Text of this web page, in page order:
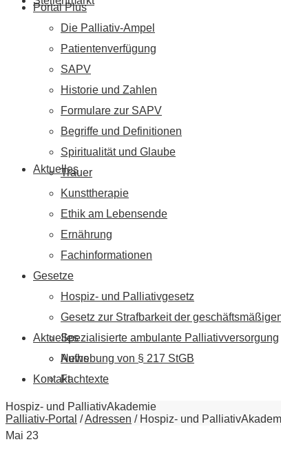
Aktuelles
Aktuelles
News
Fachtexte
Portal Plus
Die Palliativ-Ampel
Patientenverfügung
SAPV
Historie und Zahlen
Formulare zur SAPV
Begriffe und Definitionen
Spiritualität und Glaube
Trauer
Kunsttherapie
Ethik am Lebensende
Ernährung
Fachinformationen
Gesetze
Hospiz- und Palliativgesetz
Gesetz zur Strafbarkeit der
Spezialisierte ambulante Palliativversorgung
Aufhebung von § 217 StGB
Kontakt
Hospiz- und PalliativAkademie
Palliativ-Portal /Adressen / Hospiz- und
Mai 23